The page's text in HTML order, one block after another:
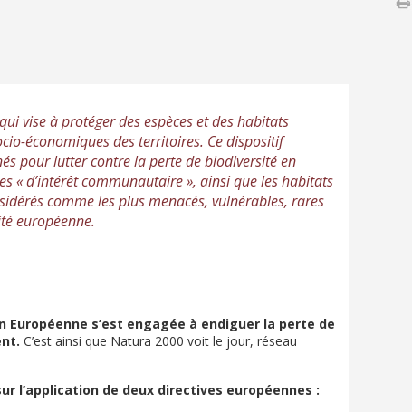
vise à protéger des espèces et des habitats
économiques des territoires. Ce dispositif
pour lutter contre la perte de biodiversité en
« d’intérêt communautaire », ainsi que les habitats
comme les plus menacés, vulnérables, rares
européenne.
Européenne s’est engagée à endiguer la perte de
C’est ainsi que Natura 2000 voit le jour, réseau
l’application de deux directives européennes :